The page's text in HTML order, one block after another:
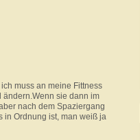
muss an meine Fittness
sie dann im
nach dem Spaziergang
in Ordnung ist, man weiß ja